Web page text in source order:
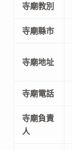
寺廟教別
寺廟縣市
寺廟地址
寺廟電話
寺廟負責
人